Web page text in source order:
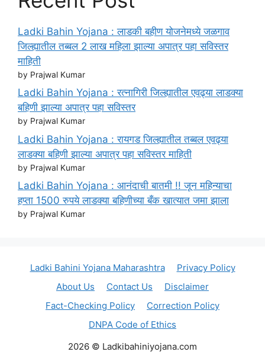
Ladki Bahin Yojana : लाडकी बहीण योजनेमध्ये जळगाव
जिल्ह्यातील तब्बल 2 लाख महिला झाल्या अपात्र पहा सविस्तर
माहिती
by Prajwal Kumar
Ladki Bahin Yojana : रत्नागिरी जिल्ह्यातील एवढ्या लाडक्या
बहिणी झाल्या अपात्र पहा सविस्तर
by Prajwal Kumar
Ladki Bahin Yojana : रायगड जिल्ह्यातील तब्बल एवढ्या
लाडक्या बहिणी झाल्या अपात्र पहा सविस्तर माहिती
by Prajwal Kumar
Ladki Bahin Yojana : आनंदाची बातमी !! जून महिन्याचा
हप्ता 1500 रुपये लाडक्या बहिणीच्या बँक खात्यात जमा झाला
by Prajwal Kumar
Ladki Bahini Yojana Maharashtra
Privacy Policy
About Us
Contact Us
Disclaimer
Fact-Checking Policy
Correction Policy
DNPA Code of Ethics
2026 © Ladkibahiniyojana.com